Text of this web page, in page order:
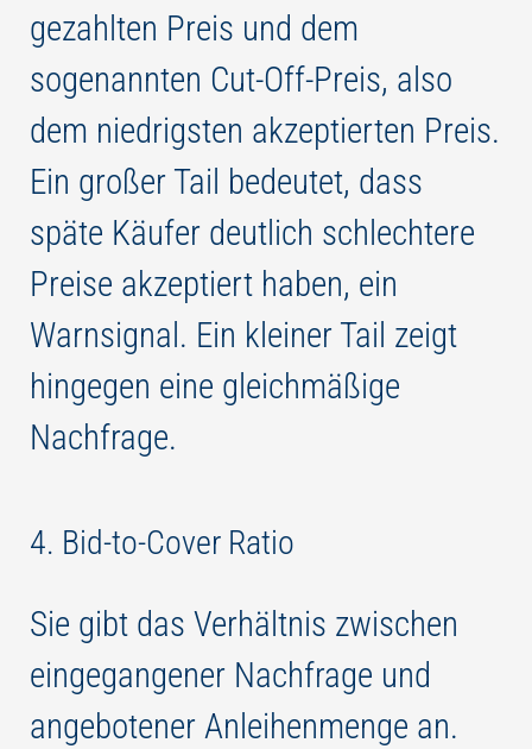
gezahlten Preis und dem
sogenannten Cut-Off-Preis, also
dem niedrigsten akzeptierten Preis.
Ein großer Tail bedeutet, dass
späte Käufer deutlich schlechtere
Preise akzeptiert haben, ein
Warnsignal. Ein kleiner Tail zeigt
hingegen eine gleichmäßige
Nachfrage.
4. Bid-to-Cover Ratio
Sie gibt das Verhältnis zwischen
eingegangener Nachfrage und
angebotener Anleihenmenge an.